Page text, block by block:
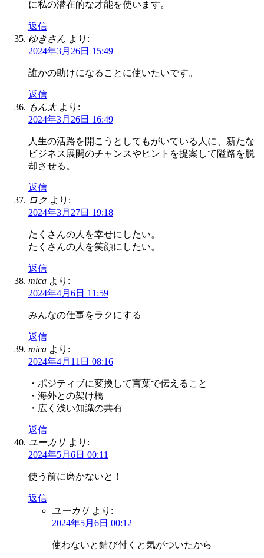
に私の潜在的な才能を使います。
返信
ゆきさん より:
2024年3月26日 15:49
誰かの助けになることに使いたいです。
返信
もん太 より:
2024年3月26日 16:49
人生の活路を開こうとしてもがいている人に、新たな
ビジネス展開のチャンスやヒントを提案して隘路を脱
却させる。
返信
ロク より:
2024年3月27日 19:18
たくさんの人を幸せにしたい。
たくさんの人を笑顔にしたい。
返信
mica より:
2024年4月6日 11:59
みんなの仕事をラクにする
返信
mica より:
2024年4月11日 08:16
・ポジティブに変換して言葉で伝えること
・海外との架け橋
・広く浅い知識の共有
返信
ユーカリ より:
2024年5月6日 00:11
使う前に磨かないと！
返信
ユーカリ より:
2024年5月6日 00:12
使わないと錆び付くと気がついたから